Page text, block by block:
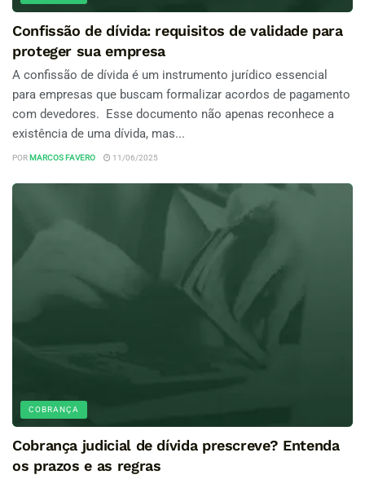
Confissão de dívida: requisitos de validade para
proteger sua empresa
A confissão de dívida é um instrumento jurídico essencial
para empresas que buscam formalizar acordos de pagamento
com devedores. Esse documento não apenas reconhece a
existência de uma dívida, mas...
POR MARCOS FAVERO 11/06/2025
COBRANÇA
Cobrança judicial de dívida prescreve? Entenda
os prazos e as regras